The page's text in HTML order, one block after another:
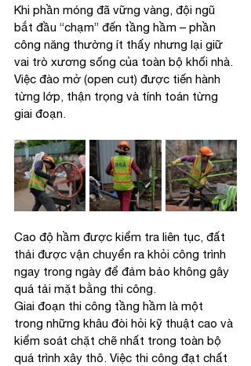
Khi phần móng đã vững vàng, đội ngũ
bắt đầu “chạm” đến tầng hầm – phần
công năng thường ít thấy nhưng lại giữ
vai trò xương sống của toàn bộ khối nhà.
Việc đào mở (open cut) được tiến hành
từng lớp, thận trọng và tính toán từng
giai đoạn.
Cao độ hầm được kiểm tra liên tục, đất
thải được vận chuyển ra khỏi công trình
ngay trong ngày để đảm bảo không gây
quá tải mặt bằng thi công.
Giai đoạn thi công tầng hầm là một
trong những khâu đòi hỏi kỹ thuật cao và
kiểm soát chặt chẽ nhất trong toàn bộ
quá trình xây thô. Việc thi công đạt chất